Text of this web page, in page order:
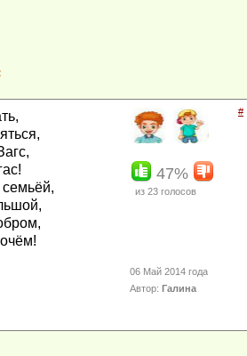
#
47%
из 23 голосов
06 Май 2014 года
Автор: Галина